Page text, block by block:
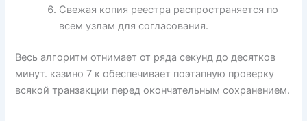
Свежая копия реестра распространяется по
всем узлам для согласования.
Весь алгоритм отнимает от ряда секунд до десятков
минут. казино 7 к обеспечивает поэтапную проверку
всякой транзакции перед окончательным сохранением.